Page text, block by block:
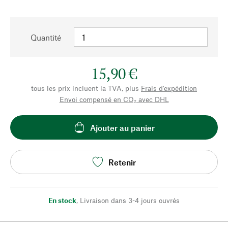
Quantité
15,90 €
tous les prix incluent la TVA, plus Frais d'expédition
Envoi compensé en CO₂ avec DHL
Ajouter au panier
Retenir
En stock, Livraison dans 3-4 jours ouvrés